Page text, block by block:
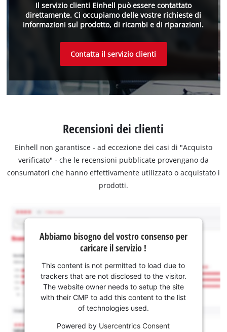
Il servizio clienti Einhell può essere contattato
direttamente. Ci occupiamo delle vostre richieste di
informazioni sul prodotto, di ricambi e di riparazioni.
Contatta il servizio clienti
Recensioni dei clienti
Einhell non garantisce - ad eccezione dei casi di "Acquisto
verificato" - che le recensioni pubblicate provengano da
consumatori che hanno effettivamente utilizzato o acquistato i
prodotti.
Abbiamo bisogno del vostro consenso per
caricare il servizio !
This content is not permitted to load due to
trackers that are not disclosed to the visitor.
The website owner needs to setup the site
with their CMP to add this content to the list
of technologies used.
Powered by Usercentrics Consent